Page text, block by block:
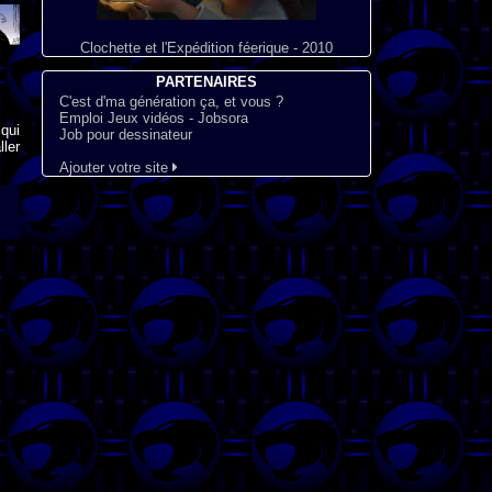
Clochette et l'Expédition féerique - 2010
PARTENAIRES
C'est d'ma génération ça, et vous ?
Emploi Jeux vidéos - Jobsora
Job pour dessinateur
Ajouter votre site